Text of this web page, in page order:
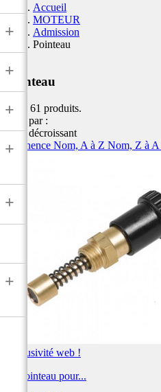
+
+
+
+
+
+
Accueil
MOTEUR
Admission
Pointeau
Pointeau
Il y a 61 produits.
Trier par :
Prix, décroissant
Pertinence Nom, A à Z Nom, Z à A
Exclusivité web !
kit pointeau pour...